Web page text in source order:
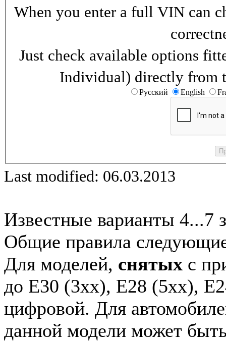
When you enter a full VIN can
Just check available options
Individual) directly from
Русский English
Last modified: 06.03.2013
Известные варианты 4...7
Общие правила
Для моделей, снятых с
до E30 (3xx), E28 (5xx),
цифровой. Для
данной модели может